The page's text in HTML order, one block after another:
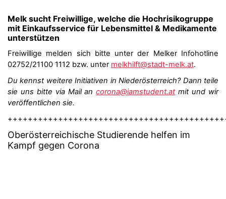
Melk sucht Freiwillige, welche die Hochrisikogruppe
mit Einkaufsservice für Lebensmittel & Medikamente
unterstützen
Freiwillige melden sich bitte unter der Melker Infohotline
02752/21100 1112 bzw. unter melkhilft@stadt-melk.at.
Du kennst weitere Initiativen in Niederösterreich? Dann teile
sie uns bitte via Mail ancorona@iamstudent.atmit und wir
veröffentlichen sie.
Oberösterreichische Studierende helfen im
Kampf gegen Corona